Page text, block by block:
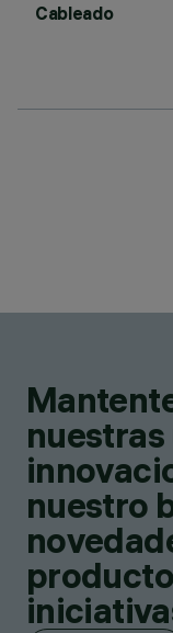
Cableado
nuestro